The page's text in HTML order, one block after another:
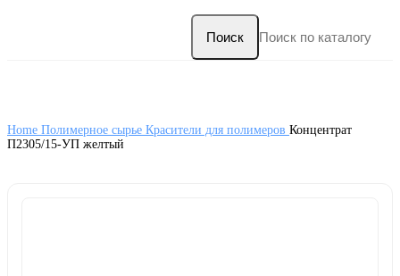
Поиск
Home Полимерное сырье Красители для полимеров Концентрат
П2305/15-УП желтый